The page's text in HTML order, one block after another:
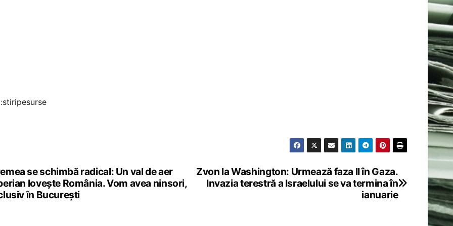
Zvon la Washington: Urmează faza II în Gaza.
Invazia terestră a Israelului se va termina în
ianuarie
se schimbă radical: Un val de aer
lovește România. Vom avea ninsori,
în București